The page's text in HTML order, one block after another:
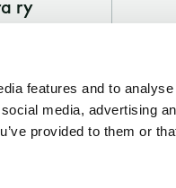
features and to analyse
media, advertising
provided to them or
ry